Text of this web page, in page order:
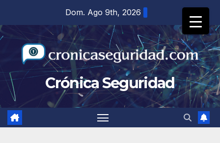
contenido
Dom. Ago 9th, 2026
Crónica Seguridad